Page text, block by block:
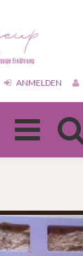
ANMELDEN
Toggle
navigation